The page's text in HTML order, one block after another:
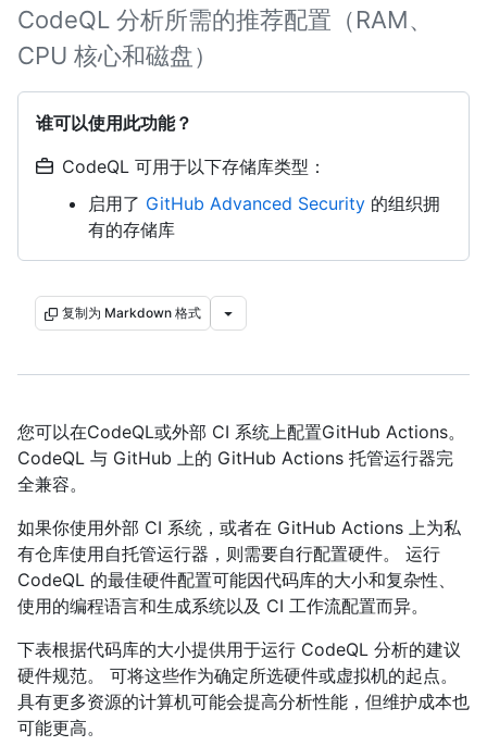
CodeQL 分析所需的推荐配置（RAM、
CPU 核心和磁盘）
谁可以使用此功能？
CodeQL 可用于以下存储库类型：
启用了 GitHub Advanced Security 的组织拥
有的存储库
复制为 Markdown 格式
您可以在CodeQL或外部 CI 系统上配置GitHub Actions。
CodeQL 与 GitHub 上的 GitHub Actions 托管运行器完
全兼容。
如果你使用外部 CI 系统，或者在 GitHub Actions 上为私
有仓库使用自托管运行器，则需要自行配置硬件。 运行
CodeQL 的最佳硬件配置可能因代码库的大小和复杂性、
使用的编程语言和生成系统以及 CI 工作流配置而异。
下表根据代码库的大小提供用于运行 CodeQL 分析的建议
硬件规范。 可将这些作为确定所选硬件或虚拟机的起点。
具有更多资源的计算机可能会提高分析性能，但维护成本也
可能更高。